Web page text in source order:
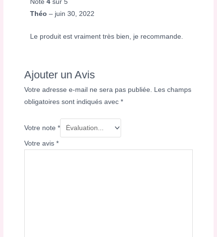
Note4 sur 5
Théo– juin 30, 2022
Le produit est vraiment très bien, je recommande.
Ajouter un Avis
Votre adresse e-mail ne sera pas publiée.
Les champs
obligatoires sont indiqués avec*
Votre note*
Votre avis*